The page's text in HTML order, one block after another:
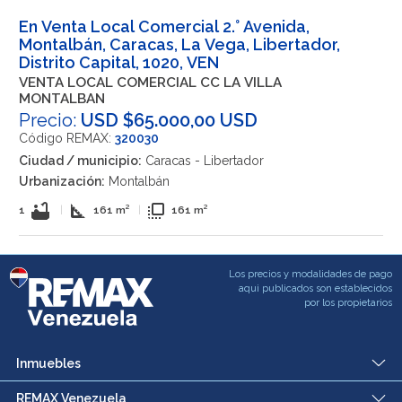
En Venta Local Comercial 2.° Avenida,
Montalbán, Caracas, La Vega, Libertador,
Distrito Capital, 1020, VEN
VENTA LOCAL COMERCIAL CC LA VILLA
MONTALBAN
Precio: USD $65.000,00 USD
Código REMAX: 320030
Ciudad / municipio: Caracas - Libertador
Urbanización: Montalbán
1 bathtub square_foot 161 m² flip_to_front 161 m²
Los precios y modalidades de pago
aqui publicados son establecidos
por los propietarios
Inmuebles
REMAX Venezuela